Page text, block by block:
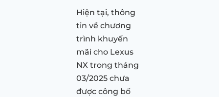
Hiện tại, thông
tin về chương
trình khuyến
mãi cho Lexus
NX trong tháng
03/2025 chưa
được công bố